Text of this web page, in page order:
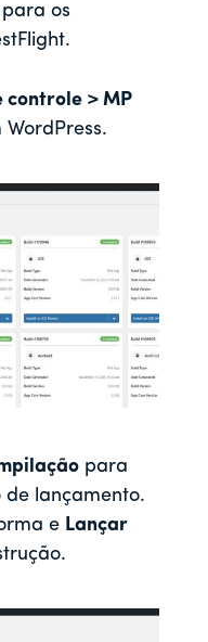
os
controle > MP
WordPress.
para
lançamento.
e Lançar